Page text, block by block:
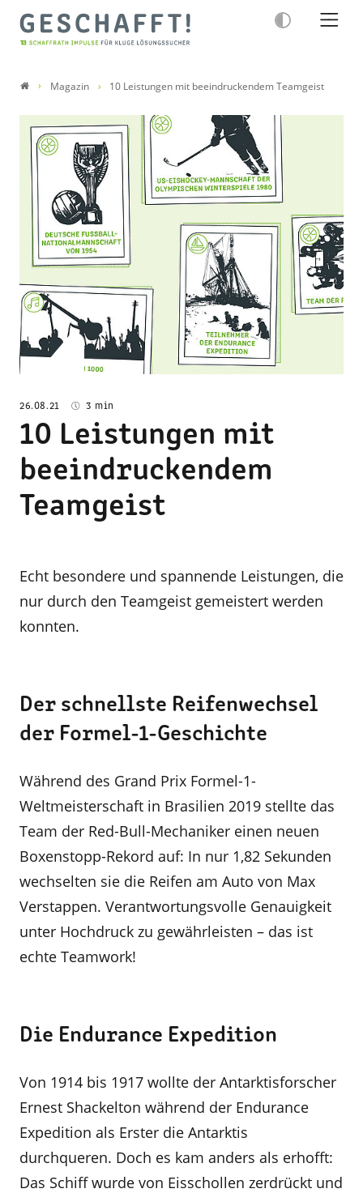
Magazin 10 Leistungen mit beeindruckendem Teamgeist
26.08.21 3 min
10 Leistungen mit
beeindruckendem
Teamgeist
Echt besondere und spannende Leistungen, die
nur durch den Teamgeist gemeistert werden
konnten.
Der schnellste Reifenwechsel
der Formel-1-Geschichte
Während des Grand Prix Formel-1-
Weltmeisterschaft in Brasilien 2019 stellte das
Team der Red-Bull-­Mechaniker einen neuen
Boxenstopp-Rekord auf: In nur 1,82 Sekunden
wechselten sie die Reifen am Auto von Max
Verstappen. Verantwortungsvolle Ge­nauigkeit
unter Hochdruck zu gewährleisten – das ist
echte Teamwork!
Die Endurance Expedition
Von 1914 bis 1917 wollte der Antarktisforscher
Ernest Shackelton während der Endurance
Expedition als Erster die Antarktis
durchqueren. Doch es kam anders als erhofft:
Das Schiff wurde von Eisschollen zerdrückt und